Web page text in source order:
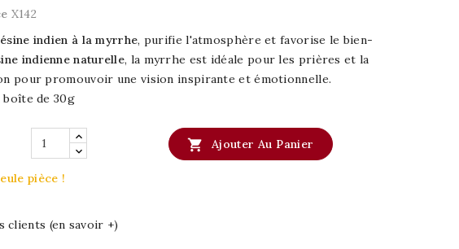
X142
indien à la myrrhe, purifie l'atmosphère et favorise le bien-
indienne naturelle, la myrrhe est idéale pour les prières et la
pour promouvoir une vision inspirante et émotionnelle.
boîte de 30g
 Ajouter Au Panier
pièce !
clients (en savoir +)